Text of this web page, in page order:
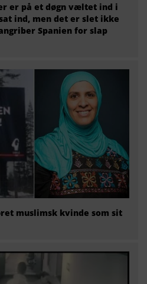
er på et døgn væltet ind i
ind, men det er slet ikke
Spanien for slap
muslimsk kvinde som sit